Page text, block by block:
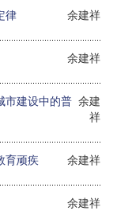
律 余建祥
余建祥
市建设中的普 余建
祥
育顽疾 余建祥
余建祥